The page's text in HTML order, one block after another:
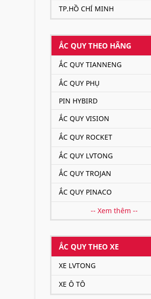
TP.HỒ CHÍ MINH
ẮC QUY THEO HÃNG
ẮC QUY TIANNENG
ẮC QUY PHỤ
PIN HYBIRD
ẮC QUY VISION
ẮC QUY ROCKET
ẮC QUY LVTONG
ẮC QUY TROJAN
ẮC QUY PINACO
-- Xem thêm --
ẮC QUY THEO XE
XE LVTONG
XE Ô TÔ